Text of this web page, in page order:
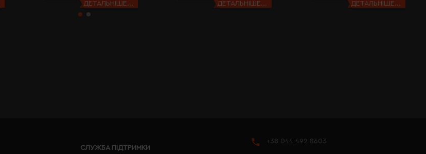
ДЕТАЛЬНІШЕ... ДЕТАЛЬНІШЕ... ДЕТАЛЬНІШЕ...
СЛУЖБА ПІДТРИМКИ
+38 044 492 8603